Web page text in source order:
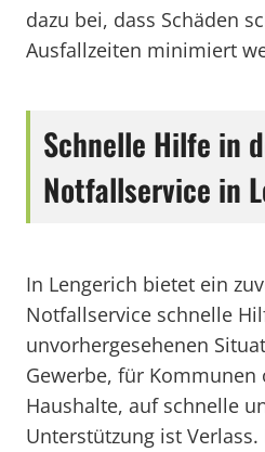
dazu bei, dass Schäden
Ausfallzeiten minimiert
Schnelle Hilfe in
Notfallservice in
In Lengerich bietet ein
Notfallservice schnelle
unvorhergesehenen
Gewerbe, für Kommunen
Haushalte, auf schnelle
Unterstützung ist